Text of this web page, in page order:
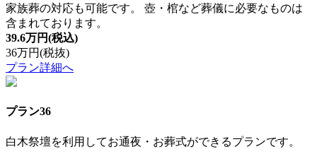
家族葬の対応も可能です。 壺・棺など葬儀に必要なものは
含まれております。
39.6万円(税込)
36万円(税抜)
プラン詳細へ
プラン36
白木祭壇を利用してお通夜・お葬式ができるプランです。